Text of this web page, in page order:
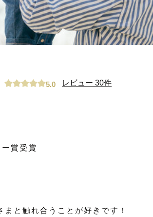
5.0 レビュー 30件
賞受賞
と触れ合うことが好きです！